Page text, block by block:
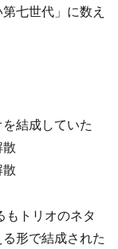
七世代」に数え
結成していた
もトリオのネタ
形で結成された